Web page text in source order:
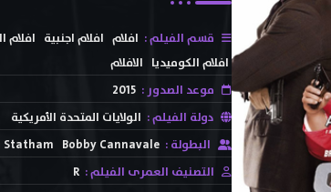
قسم الفيلم : افلام افلام اجنبية افلام
افلام الكوميديا الافلام
موعد الصدور : 2015
دولة الفيلم : الولايات المتحدة الأمريكية
البطولة : Bobby Cannavale
Statham
التصنيف العمرى الفيلم : R